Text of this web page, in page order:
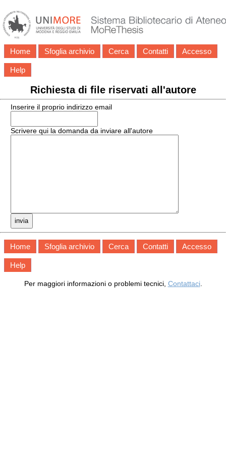
Home Sfoglia archivio Cerca Contatti Accesso
Help
Richiesta di file riservati all'autore
Inserire il proprio indirizzo email
Scrivere qui la domanda da inviare all'autore
Home Sfoglia archivio Cerca Contatti Accesso
Help
Per maggiori informazioni o problemi tecnici, Contattaci.